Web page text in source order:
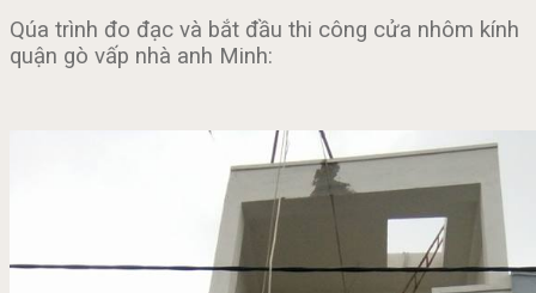
Qúa trình đo đạc và bắt đầu thi công cửa nhôm kính
quận gò vấp nhà anh Minh: